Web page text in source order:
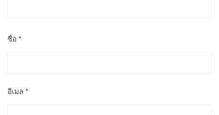
ชื่อ *
อีเมล *